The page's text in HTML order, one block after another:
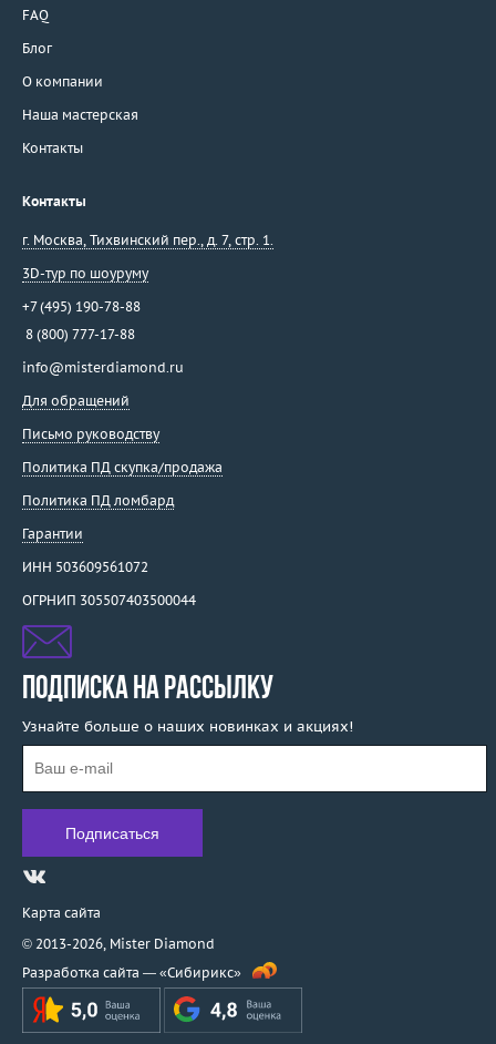
FAQ
Блог
О компании
Наша мастерская
Контакты
Контакты
г. Москва Тихвинский пер., д. 7, стр. 1.
3D-тур по шоуруму
+7 (495) 190-78-88
8 (800) 777-17-88
info@misterdiamond.ru
Для обращений
Письмо руководству
Политика ПД скупка/продажа
Политика ПД ломбард
Гарантии
ИНН 503609561072
ОГРНИП 305507403500044
ПОДПИСКА НА РАССЫЛКУ
Узнайте больше о наших новинках и акциях!
Карта сайта
© 2013-2026, Mister Diamond
Разработка сайта — «Сибирикс»